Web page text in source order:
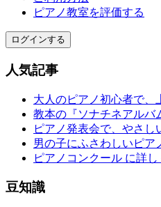
ピアノ教室を評価する
ログインする
人気記事
大人のピアノ初心者で、
教本の『ソナチネアルバ
ピアノ発表会で、やさし
男の子にふさわしいピア
ピアノコンクール に詳し
豆知識